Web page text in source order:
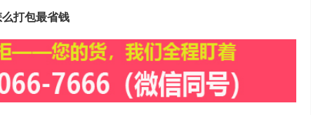
打包最省钱